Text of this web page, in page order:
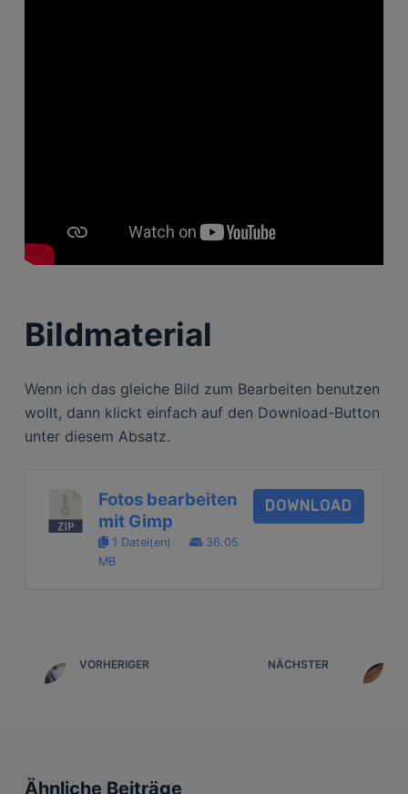
Bildmaterial
Wenn ich das gleiche Bild zum Bearbeiten benutzen
wollt, dann klickt einfach auf den Download-Button
unter diesem Absatz.
Fotos bearbeiten
mit Gimp
1 Datei(en)
36.05
MB
DOWNLOAD
VORHERIGER NÄCHSTER
Ähnliche Beiträge